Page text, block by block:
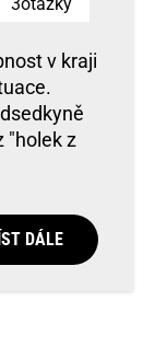
3otázky
v kraji
"holek z
DÁLE